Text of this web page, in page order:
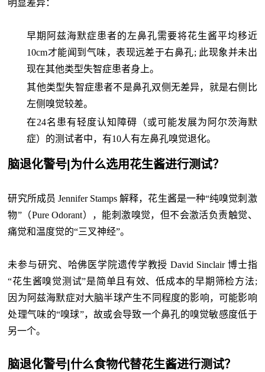
明显差异：
早期阿兹海默症患者的左鼻孔需要将花生酱平均移近
10cm才能闻到气味，表现远差于右鼻孔; 此现象并未出
现在其他类型失智症患者身上。
其他类型失智症患者不是鼻孔双侧无差异，就是右侧比
左侧嗅觉较差。
在24名患有轻度认知障碍（或可能发展为阿尔茨海默
症）的测试者中，有10人有左鼻孔嗅觉退化。
脑退化警号|为什么选用花生酱进行测试？
研究所成员 Jennifer Stamps 解释，花生酱是一种“纯嗅觉刺激
物”（Pure Odorant），能刺激嗅觉，但不会激活负责触觉、
痛觉和温度觉的“三叉神经”。
未参与研究、哈佛医学院遗传学教授 David Sinclair 博士指
“花生酱嗅觉测试”是简单且有效、低成本的早期筛检方法;
因为阿兹海默症对大脑半球产生不同程度的影响，可能影响
处理气味的“嗅球”，故或会导致一个鼻孔的嗅觉敏感度低于
另一个。
脑退化警号|什么食物代替花生酱进行测试？